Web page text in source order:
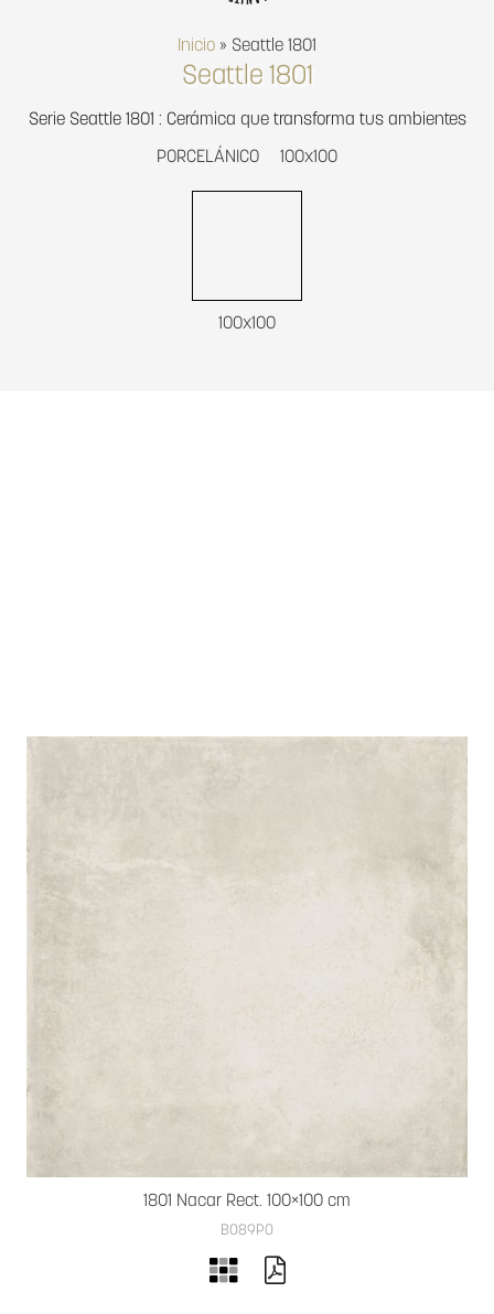
Inicio » Seattle 1801
Seattle 1801
Serie Seattle 1801 : Cerámica que transforma tus ambientes
PORCELÁNICO 100x100
100x100
1801 Nacar Rect. 100×100 cm
B089PO